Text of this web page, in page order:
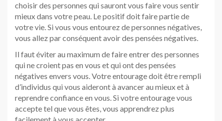
choisir des personnes qui sauront vous faire vous sentir
mieux dans votre peau. Le positif doit faire partie de
votre vie. Si vous vous entourez de personnes négatives,
vous allez par conséquent avoir des pensées négatives.
Il faut éviter au maximum de faire entrer des personnes
qui ne croient pas en vous et qui ont des pensées
négatives envers vous. Votre entourage doit être rempli
d’individus qui vous aideront à avancer au mieux et à
reprendre confiance en vous. Si votre entourage vous
accepte tel que vous êtes, vous apprendrez plus